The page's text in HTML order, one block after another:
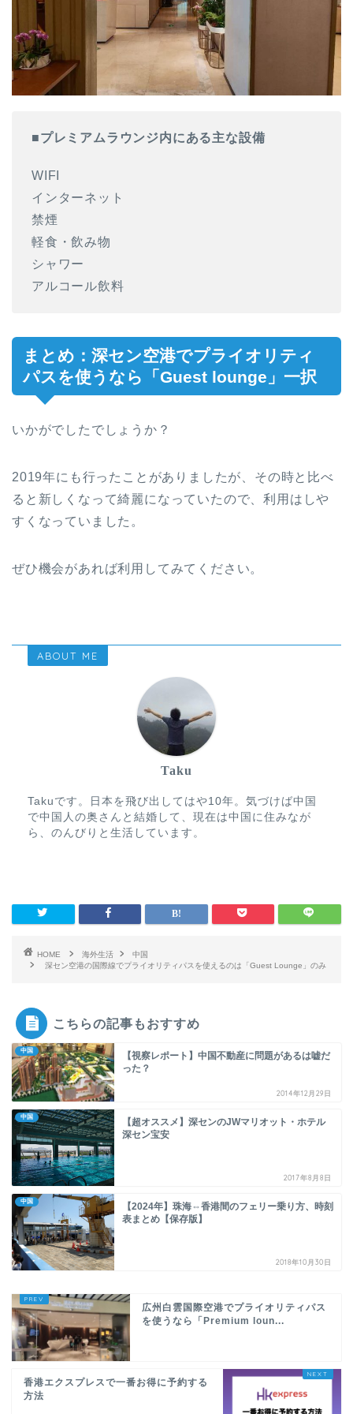
■プレミアムラウンジ内にある主な設備
WIFI
インターネット
禁煙
軽食・飲み物
シャワー
アルコール飲料
まとめ：深セン空港でプライオリティ
パスを使うなら「Guest lounge」一択
いかがでしたでしょうか？
2019年にも行ったことがありましたが、その時と比べ
ると新しくなって綺麗になっていたので、利用はしや
すくなっていました。
ぜひ機会があれば利用してみてください。
ABOUT ME
Taku
Takuです。日本を飛び出してはや10年。気づけば中国
で中国人の奥さんと結婚して、現在は中国に住みなが
ら、のんびりと生活しています。
HOME 海外生活
中国
深セン空港の国際線でプライオリティパスを使えるのは「Guest Lounge」のみ
こちらの記事もおすすめ
中国
【視察レポート】中国不動産に問題があるは嘘だ
った？
2014年12月29日
中国
【超オススメ】深センのJWマリオット・ホテル
深セン宝安
2017年8月8日
中国
【2024年】珠海⇔香港間のフェリー乗り方、時刻
表まとめ【保存版】
2018年10月30日
広州白雲国際空港でプライオリティパス
を使うなら「Premium loun...
香港エクスプレスで一番お得に予約する
方法